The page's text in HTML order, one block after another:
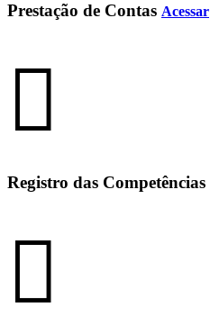
Prestação de Contas Acessar
Registro das Competências